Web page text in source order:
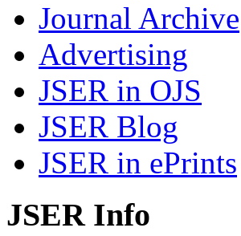
Journal Archive
Advertising
JSER in OJS
JSER Blog
JSER in ePrints
JSER Info